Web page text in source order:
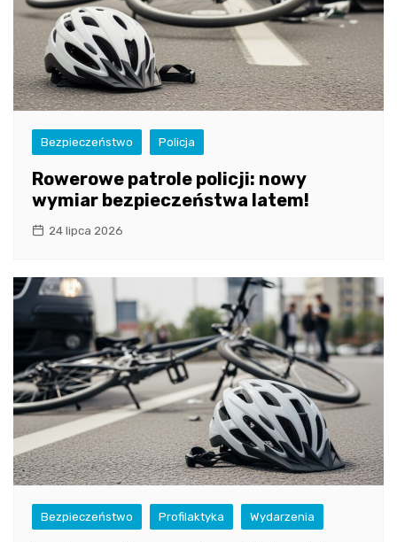
Bezpieczeństwo Policja
Rowerowe patrole policji: nowy
wymiar bezpieczeństwa latem!
24 lipca 2026
Bezpieczeństwo Profilaktyka Wydarzenia